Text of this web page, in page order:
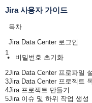
Jira 사용자 가이드
목차
1
Jira Data Center 로그인
비밀번호 초기화
2Jira Data Center 프로파일
3Jira Data Center 프로젝트
4Jira 프로젝트 만들기
5Jira 이슈 및 하위 작업 생성